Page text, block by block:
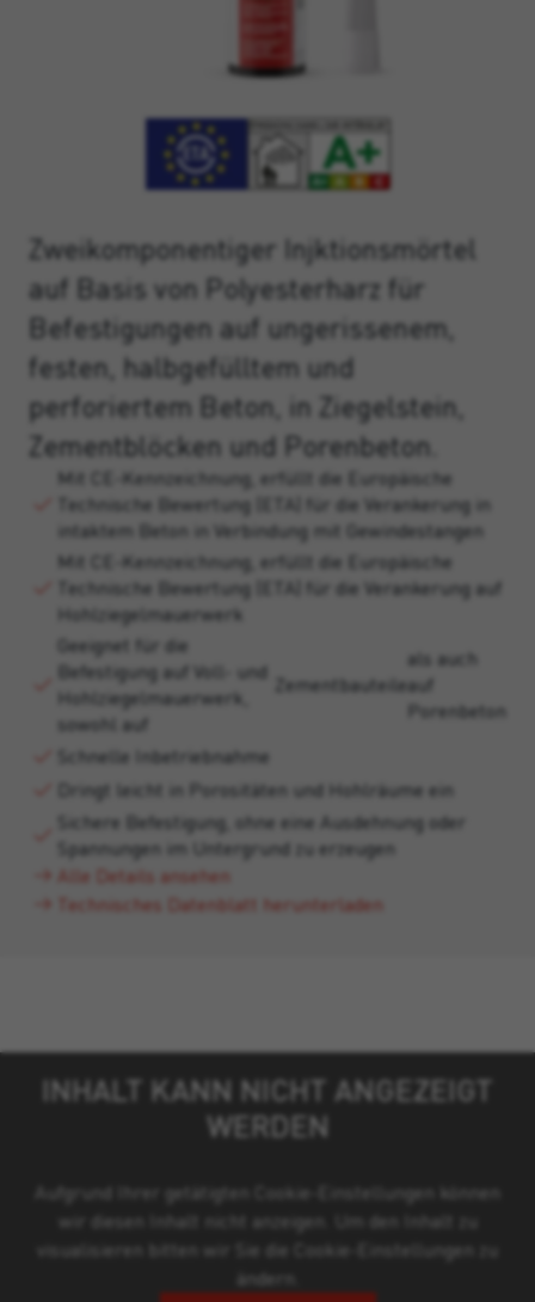
Zweikomponentiger Injktionsmörtel
auf Basis von Polyesterharz für
Befestigungen auf ungerissenem,
festen, halbgefülltem und
perforiertem Beton, in Ziegelstein,
Zementblöcken und Porenbeton.
Mit CE-Kennzeichnung, erfüllt die Europäische
Technische Bewertung (ETA) für die Verankerung in
intaktem Beton in Verbindung mit Gewindestangen
Mit CE-Kennzeichnung, erfüllt die Europäische
Technische Bewertung (ETA) für die Verankerung auf
Hohlziegelmauerwerk
Geeignet für die
Befestigung auf Voll- und
Hohlziegelmauerwerk,
sowohl auf
Zementbauteile
als auch
auf
Porenbeton
Schnelle Inbetriebnahme
Dringt leicht in Porositäten und Hohlräume ein
Sichere Befestigung, ohne eine Ausdehnung oder
Spannungen im Untergrund zu erzeugen
Alle Details ansehen
Technisches Datenblatt herunterladen
INHALT KANN NICHT ANGEZEIGT
WERDEN
Aufgrund Ihrer getätigten Cookie-Einstellungen können
wir diesen Inhalt nicht anzeigen. Um den Inhalt zu
visualisieren bitten wir Sie die Cookie-Einstellungen zu
ändern.